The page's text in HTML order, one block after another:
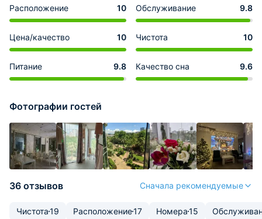
Расположение 10 Обслуживание 9.8
Цена/качество 10 Чистота 10
Питание 9.8 Качество сна 9.6
Фотографии гостей
36 отзывов Сначала рекомендуемые
Чистота19 Расположение17 Номера15